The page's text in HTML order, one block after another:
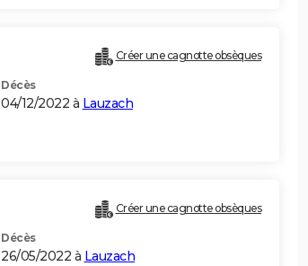
Créer une cagnotte obsèques
Décès
04/12/2022 à Lauzach
Créer une cagnotte obsèques
Décès
26/05/2022 à Lauzach